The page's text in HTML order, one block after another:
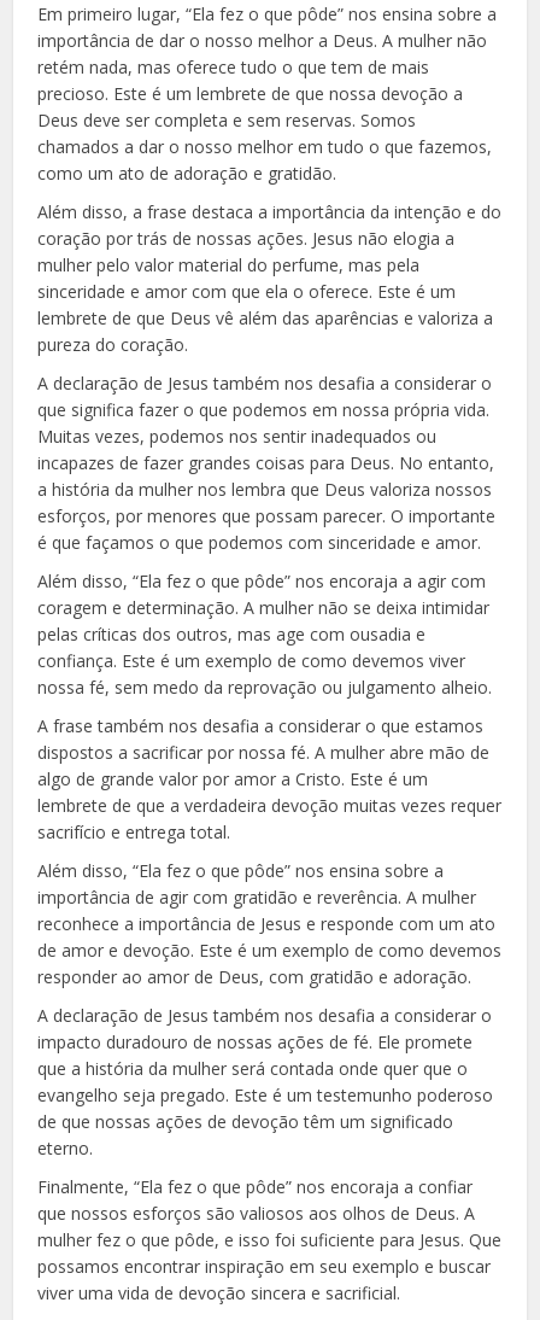
Em primeiro lugar, “Ela fez o que pôde” nos ensina sobre a
importância de dar o nosso melhor a Deus. A mulher não
retém nada, mas oferece tudo o que tem de mais
precioso. Este é um lembrete de que nossa devoção a
Deus deve ser completa e sem reservas. Somos
chamados a dar o nosso melhor em tudo o que fazemos,
como um ato de adoração e gratidão.
Além disso, a frase destaca a importância da intenção e do
coração por trás de nossas ações. Jesus não elogia a
mulher pelo valor material do perfume, mas pela
sinceridade e amor com que ela o oferece. Este é um
lembrete de que Deus vê além das aparências e valoriza a
pureza do coração.
A declaração de Jesus também nos desafia a considerar o
que significa fazer o que podemos em nossa própria vida.
Muitas vezes, podemos nos sentir inadequados ou
incapazes de fazer grandes coisas para Deus. No entanto,
a história da mulher nos lembra que Deus valoriza nossos
esforços, por menores que possam parecer. O importante
é que façamos o que podemos com sinceridade e amor.
Além disso, “Ela fez o que pôde” nos encoraja a agir com
coragem e determinação. A mulher não se deixa intimidar
pelas críticas dos outros, mas age com ousadia e
confiança. Este é um exemplo de como devemos viver
nossa fé, sem medo da reprovação ou julgamento alheio.
A frase também nos desafia a considerar o que estamos
dispostos a sacrificar por nossa fé. A mulher abre mão de
algo de grande valor por amor a Cristo. Este é um
lembrete de que a verdadeira devoção muitas vezes requer
sacrifício e entrega total.
Além disso, “Ela fez o que pôde” nos ensina sobre a
importância de agir com gratidão e reverência. A mulher
reconhece a importância de Jesus e responde com um ato
de amor e devoção. Este é um exemplo de como devemos
responder ao amor de Deus, com gratidão e adoração.
A declaração de Jesus também nos desafia a considerar o
impacto duradouro de nossas ações de fé. Ele promete
que a história da mulher será contada onde quer que o
evangelho seja pregado. Este é um testemunho poderoso
de que nossas ações de devoção têm um significado
eterno.
Finalmente, “Ela fez o que pôde” nos encoraja a confiar
que nossos esforços são valiosos aos olhos de Deus. A
mulher fez o que pôde, e isso foi suficiente para Jesus. Que
possamos encontrar inspiração em seu exemplo e buscar
viver uma vida de devoção sincera e sacrificial.